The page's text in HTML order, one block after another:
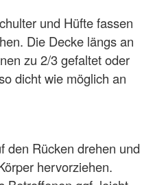
und Hüfte fassen
Die Decke längs an
zu 2/3 gefaltet oder
dicht wie möglich an
den Rücken drehen und
hervorziehen.